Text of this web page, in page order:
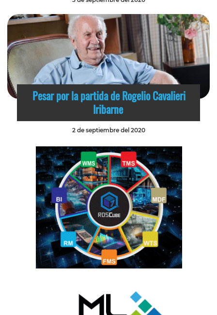
Pesar por la partida de Rogelio Cavalieri
Iribarne
2 de septiembre del 2020